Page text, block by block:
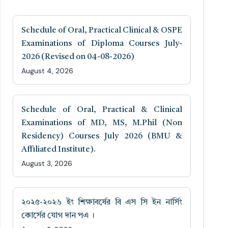
Schedule of Oral, Practical Clinical & OSPE
Examinations of Diploma Courses July-
2026 (Revised on 04-08-2026)
August 4, 2026
Schedule of Oral, Practical & Clinical
Examinations of MD, MS, M.Phil (Non
Residency) Courses July 2026 (BMU &
Affiliated Institute).
August 3, 2026
২০২৫-২০২৬ ইং শিক্ষাবর্ষের বি এস সি ইন নার্সিং
কোর্সের যোগ দান পএ ।